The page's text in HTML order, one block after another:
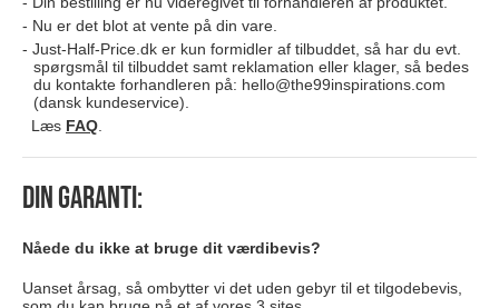
Nu er det blot at vente på din vare.
Just-Half-Price.dk er kun formidler af tilbuddet, så har du evt.
spørgsmål til tilbuddet samt reklamation eller klager, så bedes
du kontakte forhandleren på: hello@the99inspirations.com
(dansk kundeservice).
Læs FAQ.
Din garanti:
Nåede du ikke at bruge dit værdibevis?
Uanset årsag, så ombytter vi det uden gebyr til et tilgodebevis,